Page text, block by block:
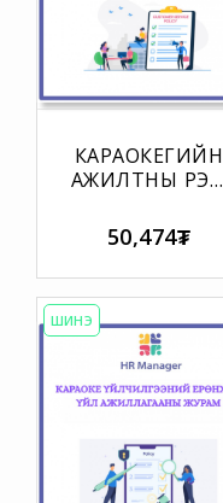
КАРАОКЕГИЙН
АЖИЛТНЫ ҮҮРЭГ,
ЖУРАМ
50,474₮
ШИНЭ